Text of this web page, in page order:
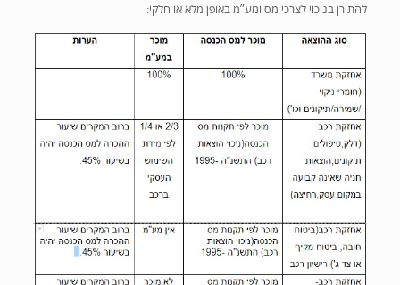
להתירן בניכוי לצרכי מס ומע”מ באופן מלא או חלקי: